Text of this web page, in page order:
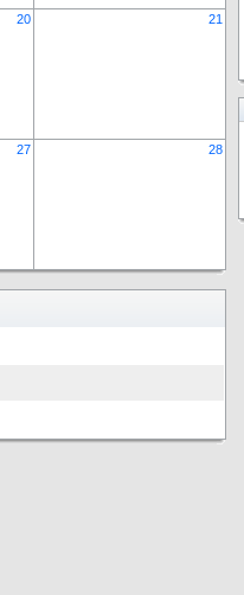
20 21
27 28